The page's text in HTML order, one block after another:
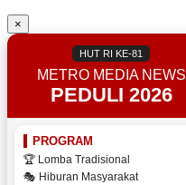
×
HUT RI KE-81
METRO MEDIA NEWS
PEDULI 2026
PROGRAM
🏆 Lomba Tradisional
🎭 Hiburan Masyarakat